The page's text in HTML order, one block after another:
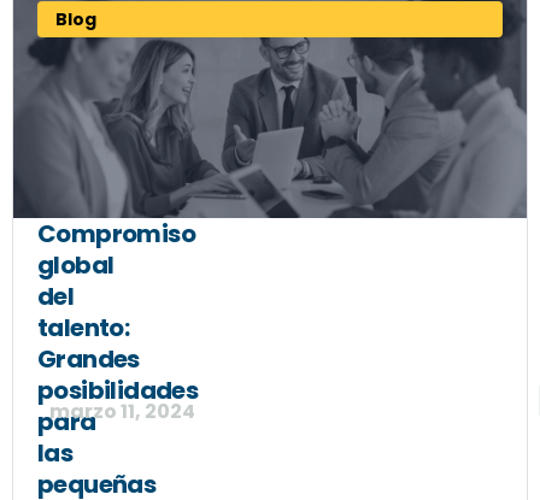
Blog
Compromiso
global
del
talento:
Grandes
posibilidades
para
las
pequeñas
marzo 11, 2024